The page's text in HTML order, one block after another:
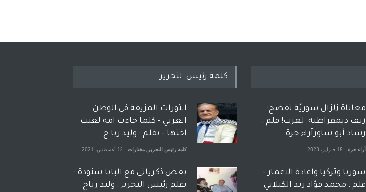
معاناة زلزال سوريّة تفضح:
زيف ديمقراطية الغرب! قلم :
رشاد أبو شاورآراء حرة ..
آراء حرة 18 فبراير، 2023
سوريا وتركيا واعادة الاعمار -
قلم : محمد فؤاد زيد الكيلاني
كلمة رئيس التحرير
الثورات المزيفة في الوطن
العربي - كلما جاءت امة لعنت
اختها - بقلم : وليد ربا ح
كلمة رئيس التحرير , مختارات 18 أغسطس، 2021
بعض ذكرياتي مع البابا شنودة :
بقلم رئيس التحرير : وليد رباح